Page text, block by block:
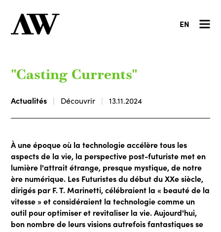
EN
"Casting Currents"
Actualités Découvrir 13.11.2024
À une époque où la technologie accélère tous les
aspects de la vie, la perspective post-futuriste met en
lumière l'attrait étrange, presque mystique, de notre
ère numérique. Les Futuristes du début du XXe siècle,
dirigés par F. T. Marinetti, célébraient la « beauté de la
vitesse » et considéraient la technologie comme un
outil pour optimiser et revitaliser la vie. Aujourd'hui,
bon nombre de leurs visions autrefois fantastiques se